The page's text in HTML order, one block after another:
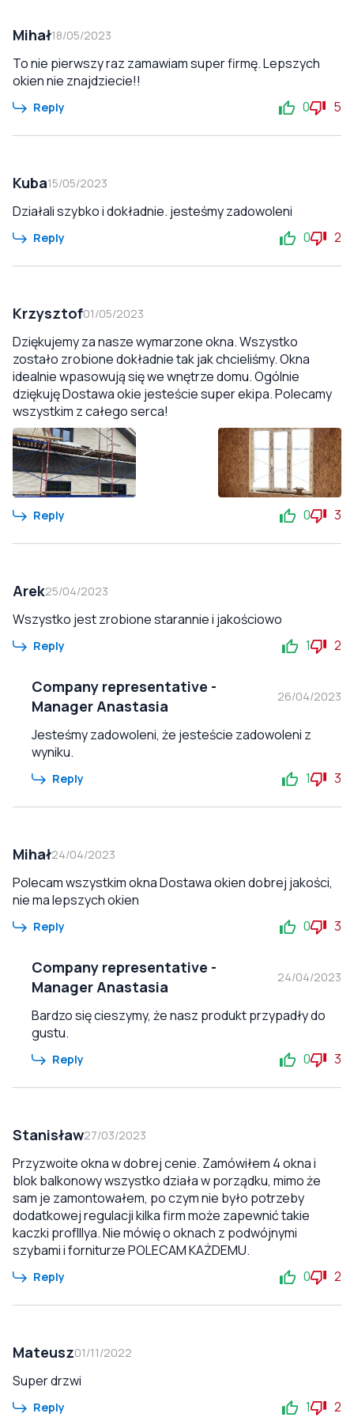
Mihał18/05/2023
To nie pierwszy raz zamawiam super firmę. Lepszych
okien nie znajdziecie!!
Reply 0 5
Kuba15/05/2023
Działali szybko i dokładnie. jesteśmy zadowoleni
Reply 0 2
Krzysztof01/05/2023
Dziękujemy za nasze wymarzone okna. Wszystko
zostało zrobione dokładnie tak jak chcieliśmy. Okna
idealnie wpasowują się we wnętrze domu. Ogólnie
dziękuję Dostawa okie jesteście super ekipa. Polecamy
wszystkim z całego serca!
Reply 0 3
Arek25/04/2023
Wszystko jest zrobione starannie i jakościowo
Reply 1 2
Company representative -
Manager Anastasia
26/04/2023
Jesteśmy zadowoleni, że jesteście zadowoleni z
wyniku.
Reply 1 3
Mihał24/04/2023
Polecam wszystkim okna Dostawa okien dobrej jakości,
nie ma lepszych okien
Reply 0 3
Company representative -
Manager Anastasia
24/04/2023
Bardzo się cieszymy, że nasz produkt przypadły do
gustu.
Reply 0 3
Stanisław27/03/2023
Przyzwoite okna w dobrej cenie. Zamówiłem 4 okna i
blok balkonowy wszystko działa w porządku, mimo że
sam je zamontowałem, po czym nie było potrzeby
dodatkowej regulacji kilka firm może zapewnić takie
kaczki profIllya. Nie mówię o oknach z podwójnymi
szybami i forniturze POLECAM KAŻDEMU.
Reply 0 2
Mateusz01/11/2022
Super drzwi
Reply 1 2